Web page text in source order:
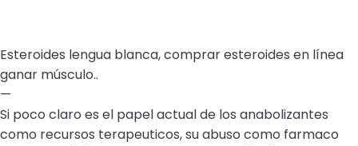
Esteroides lengua blanca, comprar esteroides en línea
ganar músculo..
—
Si poco claro es el papel actual de los anabolizantes
como recursos terapeuticos, su abuso como farmaco